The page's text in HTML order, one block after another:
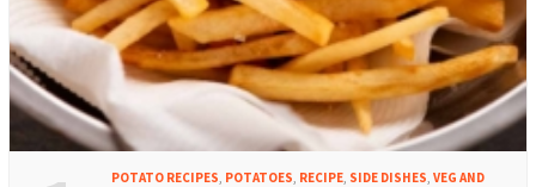
POTATO RECIPES, POTATOES, RECIPE, SIDE DISHES, VEG AND